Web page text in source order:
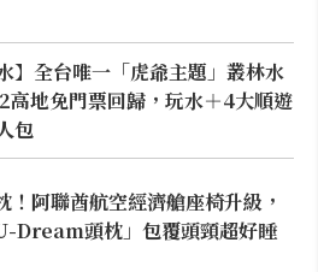
】全台唯一「虎爺主題」叢林水
高地免門票回歸，玩水＋4大順遊
包
！阿聯酋航空經濟艙座椅升級，
Dream頭枕」包覆頭頸超好睡